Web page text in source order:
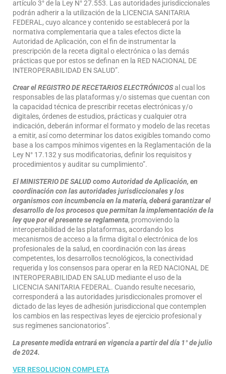
artículo 3° de la Ley N° 27.553. Las autoridades jurisdiccionales
podrán adherir a la utilización de la LICENCIA SANITARIA
FEDERAL, cuyo alcance y contenido se establecerá por la
normativa complementaria que a tales efectos dicte la
Autoridad de Aplicación, con el fin de instrumentar la
prescripción de la receta digital o electrónica o las demás
prácticas que por estos se definan en la RED NACIONAL DE
INTEROPERABILIDAD EN SALUD”.
Crear el REGISTRO DE RECETARIOS ELECTRÓNICOSal cual los
responsables de las plataformas y/o sistemas que cuentan con
la capacidad técnica de prescribir recetas electrónicas y/o
digitales, órdenes de estudios, prácticas y cualquier otra
indicación, deberán informar el formato y modelo de las recetas
a emitir, así como determinar los datos exigibles tomando como
base a los campos mínimos vigentes en la Reglamentación de la
Ley N° 17.132 y sus modificatorias, definir los requisitos y
procedimientos y auditar su cumplimiento”.
El MINISTERIO DE SALUD como Autoridad de Aplicación, en
coordinación con las autoridades jurisdiccionales y los
organismos con incumbencia en la materia, deberá garantizar el
desarrollo de los procesos que permitan la implementación de la
ley que por el presente se reglamenta, promoviendo la
interoperabilidad de las plataformas, acordando los
mecanismos de acceso a la firma digital o electrónica de los
profesionales de la salud, en coordinación con las áreas
competentes, los desarrollos tecnológicos, la conectividad
requerida y los consensos para operar en la RED NACIONAL DE
INTEROPERABILIDAD EN SALUD mediante el uso de la
LICENCIA SANITARIA FEDERAL. Cuando resulte necesario,
corresponderá a las autoridades jurisdiccionales promover el
dictado de las leyes de adhesión jurisdiccional que contemplen
los cambios en las respectivas leyes de ejercicio profesional y
sus regímenes sancionatorios”.
La presente medida entrará en vigencia a partir del día 1° de julio
de 2024.
VER RESOLUCION COMPLETA